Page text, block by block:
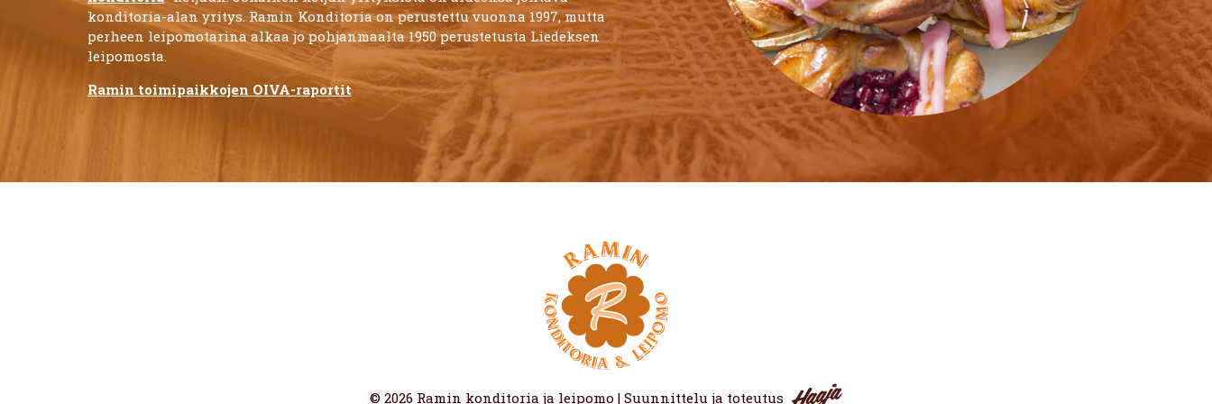
konditoria-alan yritys. Ramin Konditoria on perustettu vuonna 1997, mutta
perheen leipomotarina alkaa jo pohjanmaalta 1950 perustetusta Liedeksen
leipomosta.
Ramin toimipaikkojen OIVA-raportit
© 2026 Ramin konditoria ja leipomo | Suunnittelu ja toteutus